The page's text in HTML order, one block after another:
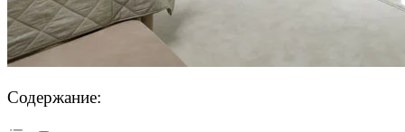
Содержание: